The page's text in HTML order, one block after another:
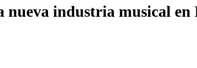
nueva industria musical